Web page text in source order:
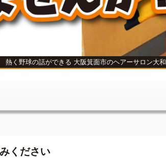
熱く野球の話ができる 大阪箕面市のヘアーサロン大和
ください